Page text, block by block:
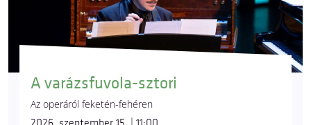
A varázsfuvola-sztori
Az operáról feketén-fehéren